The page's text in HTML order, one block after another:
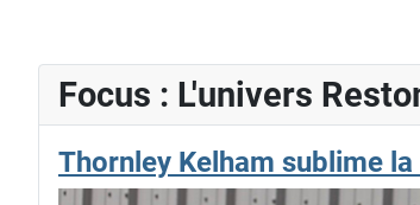
Focus : L'univers
Thornley Kelham sublime